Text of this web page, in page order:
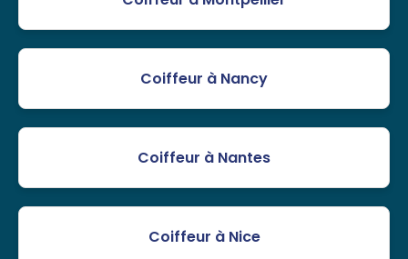
Coiffeur à Nancy
Coiffeur à Nantes
Coiffeur à Nice